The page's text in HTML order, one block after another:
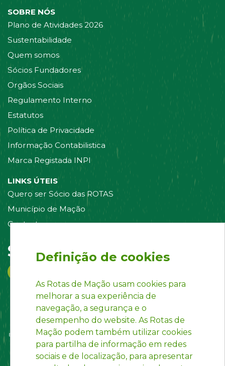
SOBRE NÓS
Plano de Atividades 2026
Sustentabilidade
Quem somos
Sócios Fundadores
Orgãos Sociais
Regulamento Interno
Estatutos
Política de Privacidade
Informação Contabilistica
Marca Registada INPI
LINKS ÚTEIS
Quero ser Sócio das ROTAS
Município de Mação
Contacte-nos
Siga-nos em:
Definição de cookies
As Rotas de Mação usam cookies para
melhorar a sua experiência de
navegação, a segurança e o
desempenho do website. As Rotas de
Mação podem também utilizar cookies
para partilha de informação em redes
sociais e de localização, para apresentar